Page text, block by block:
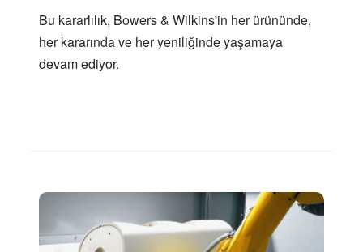
Bu kararlılık, Bowers & Wilkins'in her ürününde,
her kararında ve her yeniliğinde yaşamaya
devam ediyor.